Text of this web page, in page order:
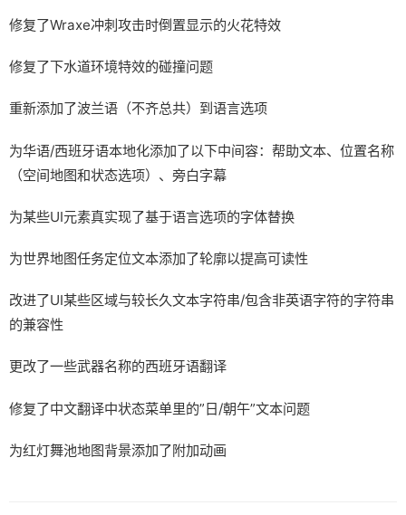
修复了Wraxe冲刺攻击时倒置显示的火花特效
修复了下水道环境特效的碰撞问题
重新添加了波兰语（不齐总共）到语言选项
为华语/西班牙语本地化添加了以下中间容：帮助文本、位置名称
（空间地图和状态选项）、旁白字幕
为某些UI元素真实现了基于语言选项的字体替换
为世界地图任务定位文本添加了轮廓以提高可读性
改进了UI某些区域与较长久文本字符串/包含非英语字符的字符串
的兼容性
更改了一些武器名称的西班牙语翻译
修复了中文翻译中状态菜单里的”日/朝午”文本问题
为红灯舞池地图背景添加了附加动画